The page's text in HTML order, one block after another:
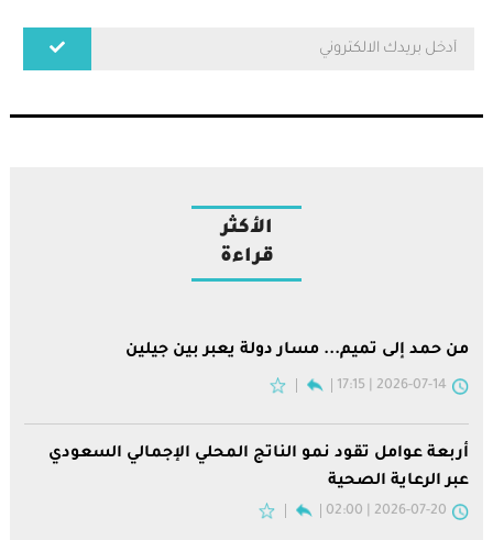
الأكثر
قراءة
من حمد إلى تميم... مسار دولة يعبر بين جيلين
2026-07-14 | 17:15
أربعة عوامل تقود نمو الناتج المحلي الإجمالي السعودي
عبر الرعاية الصحية
2026-07-20 | 02:00